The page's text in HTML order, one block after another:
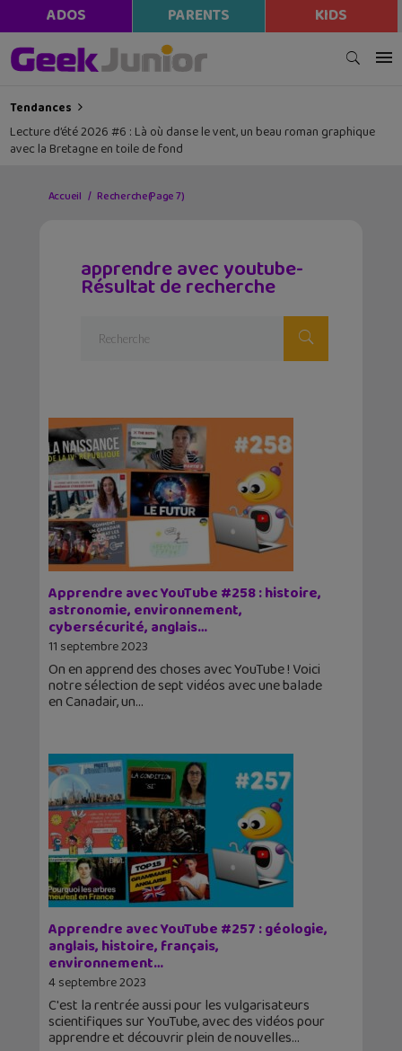
ADOS PARENTS KIDS
Tendances
Lecture d’été 2026 #6 : Là où danse le vent, un beau roman graphique
avec la Bretagne en toile de fond
Accueil Recherche(Page 7)
apprendre avec youtube-
Résultat de recherche
Apprendre avec YouTube #258 : histoire,
astronomie, environnement,
cybersécurité, anglais…
11 septembre 2023
On en apprend des choses avec YouTube ! Voici
notre sélection de sept vidéos avec une balade
en Canadair, un
Apprendre avec YouTube #257 : géologie,
anglais, histoire, français,
environnement…
4 septembre 2023
C'est la rentrée aussi pour les vulgarisateurs
scientifiques sur YouTube, avec des vidéos pour
apprendre et découvrir plein de nouvelles
modal-check